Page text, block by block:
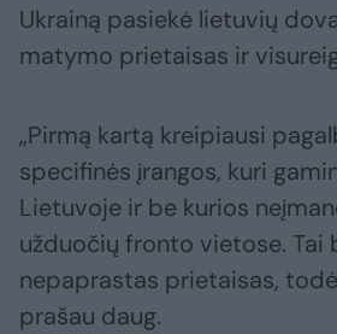
Ukrainą pasiekė lietuvių
matymo prietaisas ir
„Pirmą kartą kreipiausi
specifinės įrangos, kuri
Lietuvoje ir be kurios
užduočių fronto vietose. Tai
nepaprastas prietaisas,
prašau daug.